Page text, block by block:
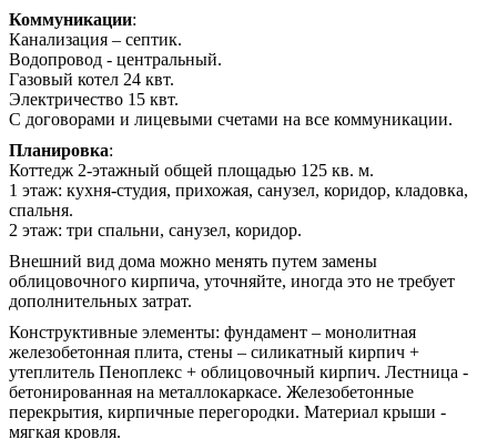
Коммуникации:
Канализация – септик.
Водопровод - центральный.
Газовый котел 24 квт.
Электричество 15 квт.
С договорами и лицевыми счетами на все коммуникации.
Планировка:
Коттедж 2-этажный общей площадью 125 кв. м.
1 этаж: кухня-студия, прихожая, санузел, коридор, кладовка,
спальня.
2 этаж: три спальни, санузел, коридор.
Внешний вид дома можно менять путем замены
облицовочного кирпича, уточняйте, иногда это не требует
дополнительных затрат.
Конструктивные элементы: фундамент – монолитная
железобетонная плита, стены – силикатный кирпич +
утеплитель Пеноплекс + облицовочный кирпич. Лестница -
бетонированная на металлокаркасе. Железобетонные
перекрытия, кирпичные перегородки. Материал крыши -
мягкая кровля.